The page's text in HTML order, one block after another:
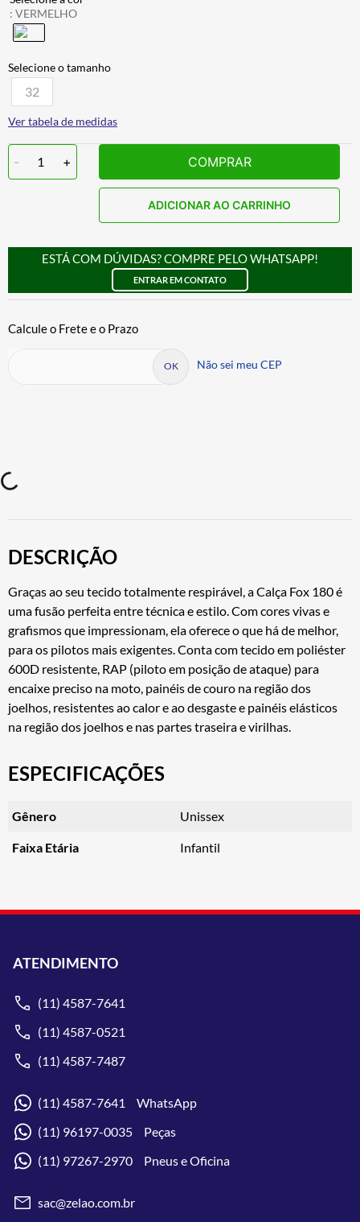
: VERMELHO
32
Ver tabela de medidas
- 1 + COMPRAR
ADICIONAR AO CARRINHO
ESTÁ COM DÚVIDAS? COMPRE PELO WHATSAPP!
ENTRAR EM CONTATO
Não sei meu CEP
DESCRIÇÃO
Graças ao seu tecido totalmente respirável, a Calça Fox 180 é
uma fusão perfeita entre técnica e estilo. Com cores vivas e
grafismos que impressionam, ela oferece o que há de melhor,
para os pilotos mais exigentes. Conta com tecido em poliéster
600D resistente, RAP (piloto em posição de ataque) para
encaixe preciso na moto, painéis de couro na região dos
joelhos, resistentes ao calor e ao desgaste e painéis elásticos
na região dos joelhos e nas partes traseira e virilhas.
ESPECIFICAÇÕES
Gênero Unissex
Faixa Etária Infantil
ATENDIMENTO
(11) 4587-7641
(11) 4587-0521
(11) 4587-7487
(11) 4587-7641 WhatsApp
(11) 96197-0035 Peças
(11) 97267-2970 Pneus e Oficina
sac@zelao.com.br